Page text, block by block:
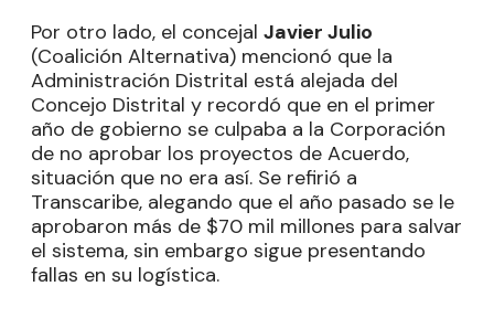
Por otro lado, el concejal Javier Julio
(Coalición Alternativa) mencionó que la
Administración Distrital está alejada del
Concejo Distrital y recordó que en el primer
año de gobierno se culpaba a la Corporación
de no aprobar los proyectos de Acuerdo,
situación que no era así. Se refirió a
Transcaribe, alegando que el año pasado se le
aprobaron más de $70 mil millones para salvar
el sistema, sin embargo sigue presentando
fallas en su logística.